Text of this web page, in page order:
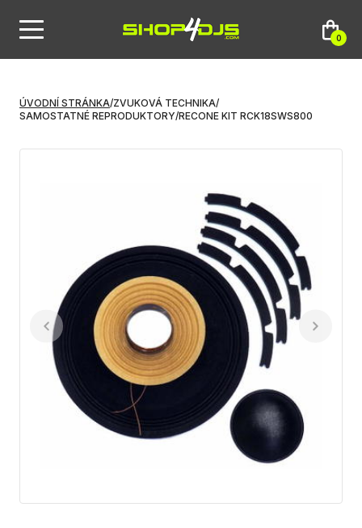
0
ÚVODNÍ STRÁNKA/ZVUKOVÁ TECHNIKA/
SAMOSTATNÉ REPRODUKTORY/RECONE KIT RCK18SWS800